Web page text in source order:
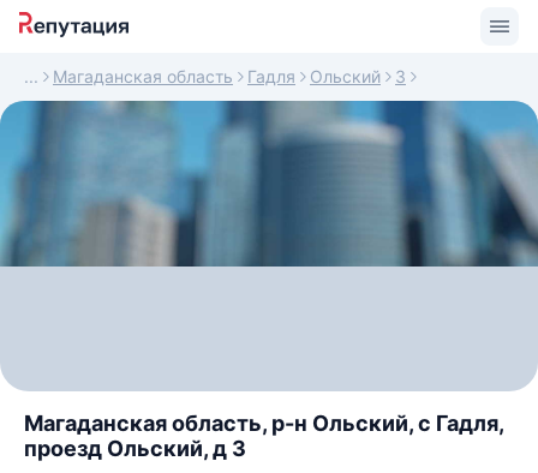
Магаданская область Гадля Ольский 3
Магаданская область, р-н Ольский, с Гадля,
проезд Ольский, д 3